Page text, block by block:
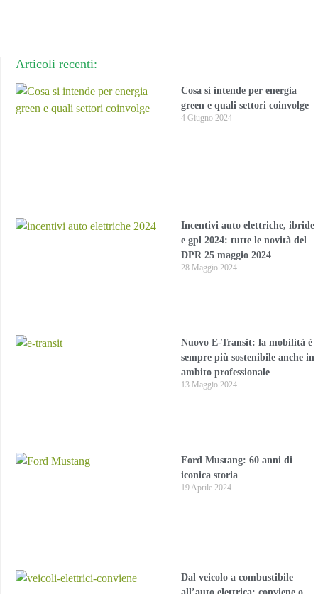
Articoli recenti:
Cosa si intende per energia
green e quali settori coinvolge
4 Giugno 2024
Incentivi auto elettriche, ibride
e gpl 2024: tutte le novità del
DPR 25 maggio 2024
28 Maggio 2024
Nuovo E-Transit: la mobilità è
sempre più sostenibile anche in
ambito professionale
13 Maggio 2024
Ford Mustang: 60 anni di
iconica storia
19 Aprile 2024
Dal veicolo a combustibile